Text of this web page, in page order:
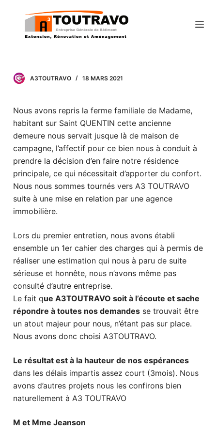
c
o
n
e
n
u
A3TOUTRAVO 18 MARS 2021
Nous avons repris la ferme familiale de Madame,
habitant sur Saint QUENTIN cette ancienne
demeure nous servait jusque là de maison de
campagne, l’affectif pour ce bien nous à conduit à
prendre la décision d’en faire notre résidence
principale, ce qui nécessitait d’apporter du confort.
Nous nous sommes tournés vers A3 TOUTRAVO
suite à une mise en relation par une agence
immobilière.
Lors du premier entretien, nous avons établi
ensemble un 1er cahier des charges qui à permis de
réaliser une estimation qui nous à paru de suite
sérieuse et honnête, nous n’avons même pas
consulté d’autre entreprise.
Le fait que A3TOUTRAVO soit à l’écoute et sache
répondre à toutes nos demandesse trouvait être
un atout majeur pour nous, n’étant pas sur place.
Nous avons donc choisi A3TOUTRAVO.
Le résultat est à la hauteur de nos espérances
dans les délais impartis assez court (3mois). Nous
avons d’autres projets nous les confirons bien
naturellement à A3 TOUTRAVO
M et Mme Jeanson